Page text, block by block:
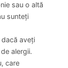
sau o altă
sunteți
aveți
alergii.
care